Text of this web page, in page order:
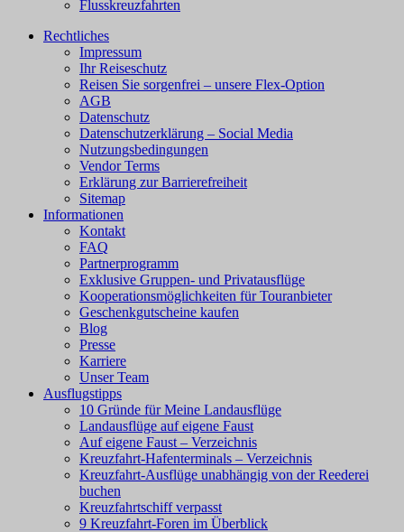
Flusskreuzfahrten
Rechtliches
Impressum
Ihr Reiseschutz
Reisen Sie sorgenfrei – unsere Flex-Option
AGB
Datenschutz
Datenschutzerklärung – Social Media
Nutzungsbedingungen
Vendor Terms
Erklärung zur Barrierefreiheit
Sitemap
Informationen
Kontakt
FAQ
Partnerprogramm
Exklusive Gruppen- und Privatausflüge
Kooperationsmöglichkeiten für Touranbieter
Geschenkgutscheine kaufen
Blog
Presse
Karriere
Unser Team
Ausflugstipps
10 Gründe für Meine Landausflüge
Landausflüge auf eigene Faust
Auf eigene Faust – Verzeichnis
Kreuzfahrt-Hafenterminals – Verzeichnis
Kreuzfahrt-Ausflüge unabhängig von der Reederei
buchen
Kreuzfahrtschiff verpasst
9 Kreuzfahrt-Foren im Überblick